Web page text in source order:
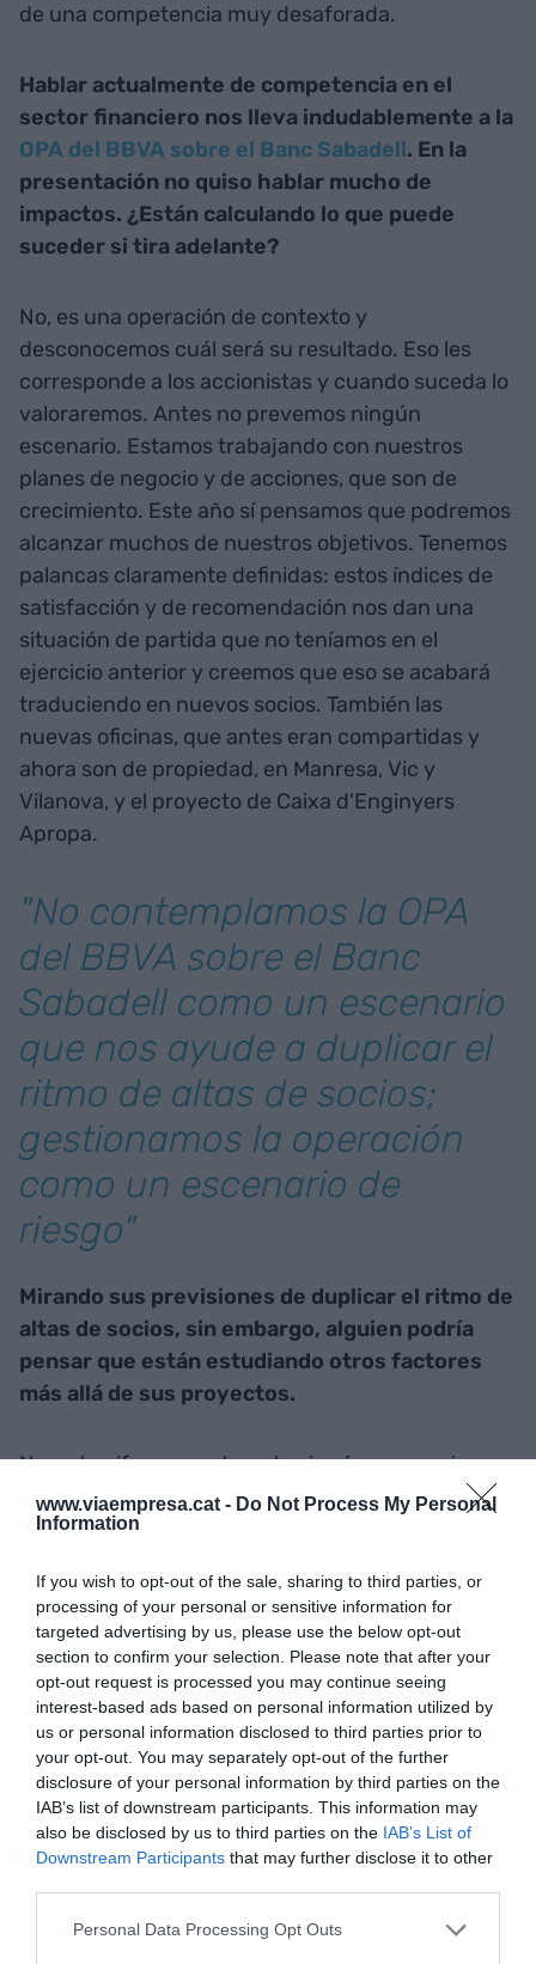
www.viaempresa.cat - Do Not Process My Personal
Information
If you wish to opt-out of the sale, sharing to third parties, or
processing of your personal or sensitive information for
targeted advertising by us, please use the below opt-out
section to confirm your selection. Please note that after your
opt-out request is processed you may continue seeing
interest-based ads based on personal information utilized by
us or personal information disclosed to third parties prior to
your opt-out. You may separately opt-out of the further
disclosure of your personal information by third parties on the
IAB’s list of downstream participants. This information may
also be disclosed by us to third parties on the IAB’s List of
Downstream Participants that may further disclose it to other
Personal Data Processing Opt Outs
de una competencia muy desaforada.
Hablar actualmente de competencia en el
sector financiero nos lleva indudablemente a la
OPA del BBVA sobre el Banc Sabadell. En la
presentación no quiso hablar mucho de
impactos. ¿Están calculando lo que puede
suceder si tira adelante?
No, es una operación de contexto y
desconocemos cuál será su resultado. Eso les
corresponde a los accionistas y cuando suceda lo
valoraremos. Antes no prevemos ningún
escenario. Estamos trabajando con nuestros
planes de negocio y de acciones, que son de
crecimiento. Este año sí pensamos que podremos
alcanzar muchos de nuestros objetivos. Tenemos
palancas claramente definidas: estos índices de
satisfacción y de recomendación nos dan una
situación de partida que no teníamos en el
ejercicio anterior y creemos que eso se acabará
traduciendo en nuevos socios. También las
nuevas oficinas, que antes eran compartidas y
ahora son de propiedad, en Manresa, Vic y
Vilanova, y el proyecto de Caixa d'Enginyers
Apropa.
"No contemplamos la OPA
del BBVA sobre el Banc
Sabadell como un escenario
que nos ayude a duplicar el
ritmo de altas de socios;
gestionamos la operación
como un escenario de
riesgo"
Mirando sus previsiones de duplicar el ritmo de
altas de socios, sin embargo, alguien podría
pensar que están estudiando otros factores
más allá de sus proyectos.
No, esta cifra no contempla ningún escenario que
no sean los planes de acción que podemos
activar. Todo lo que no depende de nosotros no lo
calcularemos. Ya lo dijimos en noviembre,
gestionamos esta OPA como un escenario de
riesgo. Si sucede, pueden producirse alteraciones
competitivas o de mercado y las administraremos
en su momento. Antes no tienen ningún impacto
en nuestra planificación.
Ahora mencionaba el CEApropa, un proyecto
que les ha permitido acceder a municipios
donde es más complicado que llegue la banca.
¿Qué Catalunya se han encontrado?